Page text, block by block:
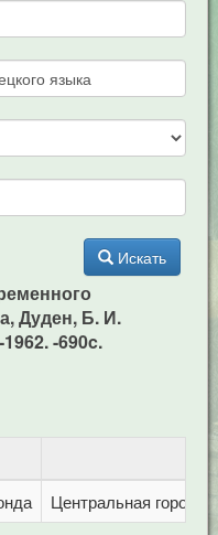
Искать
Дуден, Б. И.
-690c.
Центральная